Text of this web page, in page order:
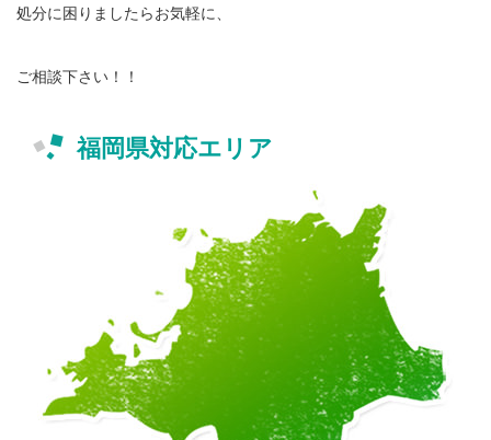
処分に困りましたらお気軽に、
ご相談下さい！！
福岡県対応エリア